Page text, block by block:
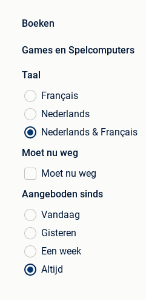
Boeken
Games en Spelcomputers
Taal
Français
Nederlands
Nederlands & Français
Moet nu weg
Moet nu weg
Aangeboden sinds
Vandaag
Gisteren
Een week
Altijd